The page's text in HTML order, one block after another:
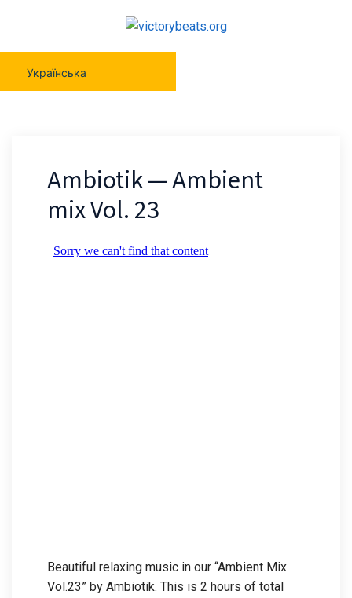
Українська
Ambiotik — Ambient
mix Vol. 23
Beautiful relaxing music in our “Ambient Mix
Vol.23” by Ambiotik. This is 2 hours of total